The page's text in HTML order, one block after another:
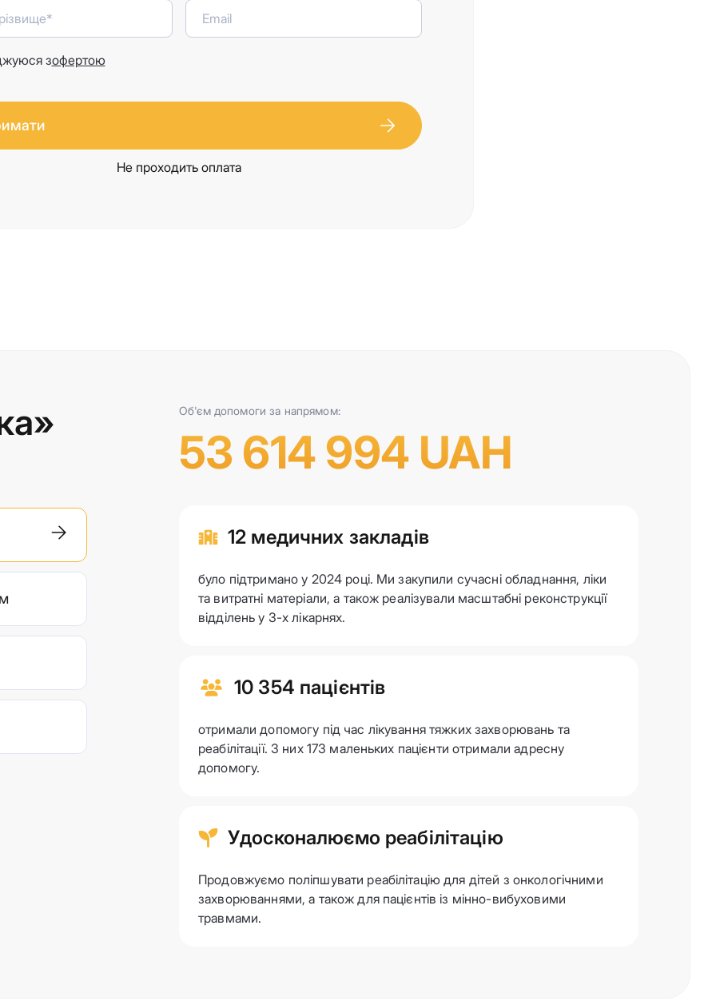
зофертою
Не проходить оплата
Об'єм допомоги за напрямом:
53 614 994 UAH
12 медичних закладів
було підтримано у 2024 році. Ми закупили сучасні обладнання, ліки
та витратні матеріали, а також реалізували масштабні реконструкції
відділень у 3-х лікарнях.
10 354 пацієнтів
отримали допомогу під час лікування тяжких захворювань та
реабілітації. З них 173 маленьких пацієнти отримали адресну
допомогу.
Удосконалюємо реабілітацію
Продовжуємо поліпшувати реабілітацію для дітей з онкологічними
захворюваннями, а також для пацієнтів із мінно-вибуховими
травмами.